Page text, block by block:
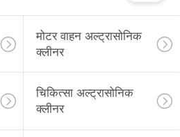
मोटर वाहन अल्ट्रासोनिक
क्लीनर
चिकित्सा अल्ट्रासोनिक
क्लीनर